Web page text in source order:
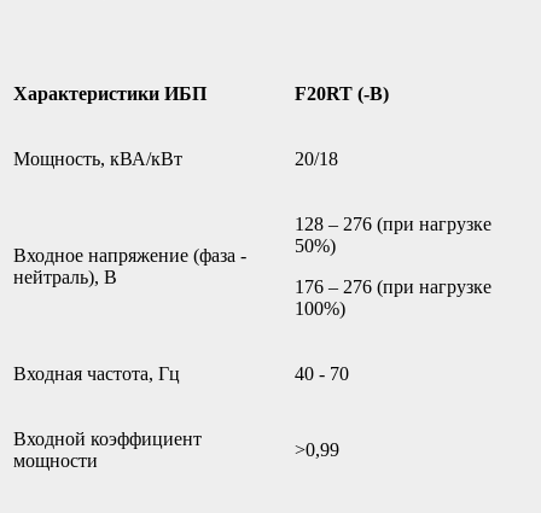
Характеристики ИБП F20RT (-B)
Мощность, кВА/кВт 20/18
Входное напряжение (фаза -
нейтраль), В
128 – 276 (при нагрузке
50%)
176 – 276 (при нагрузке
100%)
Входная частота, Гц 40 - 70
Входной коэффициент
мощности
>0,99